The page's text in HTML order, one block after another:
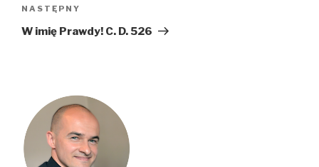
Następny
wpis
NASTĘPNY
W imię Prawdy! C. D. 526